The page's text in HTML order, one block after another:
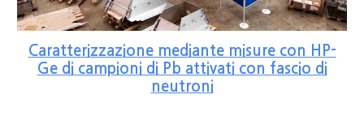
Caratterizzazione mediante misure con HP-
Ge di campioni di Pb attivati con fascio di
neutroni